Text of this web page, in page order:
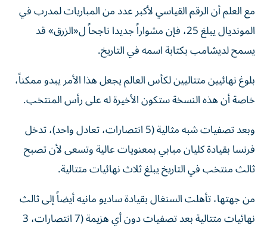
مع العلم أن الرقم القياسي لأكبر عدد من المباريات لمدرب في
المونديال يبلغ 25، فإن مشواراً جديدا ناجحاً ل«الزرق» قد
يسمح لديشامب بكتابة اسمه في التاريخ.
بلوغ نهائيين متتاليين لكأس العالم يجعل هذا الأمر يبدو ممكناً،
خاصة أن هذه النسخة ستكون الأخيرة له على رأس المنتخب.
وبعد تصفيات شبه مثالية (5 انتصارات، تعادل واحد)، تدخل
فرنسا بقيادة كليان مبابي بمعنويات عالية وتسعى لأن تصبح
ثالث منتخب في التاريخ يبلغ ثلاث نهائيات متتالية.
من جهتها، تأهلت السنغال بقيادة ساديو مانيه أيضاً إلى ثالث
نهائيات متتالية بعد تصفيات دون أي هزيمة (7 انتصارات، 3